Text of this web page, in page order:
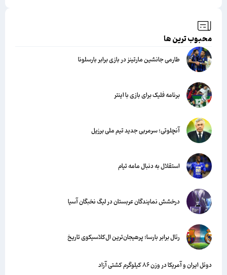
محبوب ترین ها
طارمی جانشین مارتینز در بازی برابر بارسلونا
برنامه فلیک برای بازی با اینتر
آنچلوتی؛ سرمربی جدید تیم ملی برزیل
استقلال به دنبال مامه تیام
درخشش نمایندگان عربستان در لیگ نخبگان آسیا
رئال برابر بارسا؛ پرهیجان‌‌ترین ال‌کلاسیکوی تاریخ
دوئل ایران و آمریکا در وزن ۸۶ کیلوگرم کشتی آزاد